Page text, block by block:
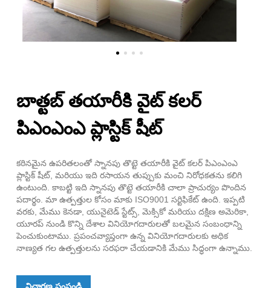
బాత్టబ్ తయారీకి వైట్ కలర్
పిఎంఎంఎ ప్లాస్టిక్ షీట్
కఠినమైన ఉపరితలంతో స్నానపు తొట్టె తయారీకి వైట్ కలర్ పిఎంఎంఎ
ప్లాస్టిక్ షీట్, మరియు ఇది రసాయన తుప్పుకు మంచి నిరోధకతను కలిగి
ఉంటుంది. కాబట్టి ఇది స్నానపు తొట్టె తయారీకి చాలా ప్రాచుర్యం పొందిన
పదార్థం. మా ఉత్పత్తుల కోసం మాకు ISO9001 సర్టిఫికేట్ ఉంది. ఇప్పటి
వరకు, మేము కెనడా, యునైటెడ్ స్టేట్స్, మెక్సికో మరియు దక్షిణ అమెరికా,
యూరప్ నుండి కొన్ని దేశాల వినియోగదారులతో బలమైన సంబంధాన్ని
పెంచుకుంటాము. ప్రపంచవ్యాప్తంగా ఉన్న వినియోగదారులకు అధిక
నాణ్యత గల ఉత్పత్తులను సరఫరా చేయడానికి మేము సిద్ధంగా ఉన్నాము.